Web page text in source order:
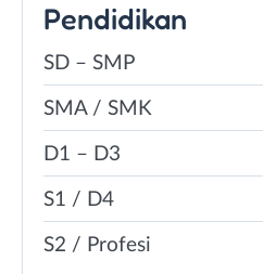
Pendidikan
SD – SMP
SMA / SMK
D1 – D3
S1 / D4
S2 / Profesi